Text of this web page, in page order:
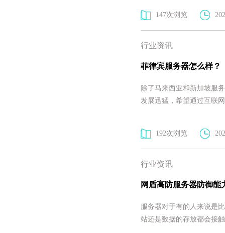
147次浏览
行业资讯
菲律宾服务器怎么样？
除了马来西亚和新加坡服
发展迅猛，希望通过互联
192次浏览
行业资讯
网盾高防服务器防御能
服务器对于有的人来说是
站还是数据的存放都会接